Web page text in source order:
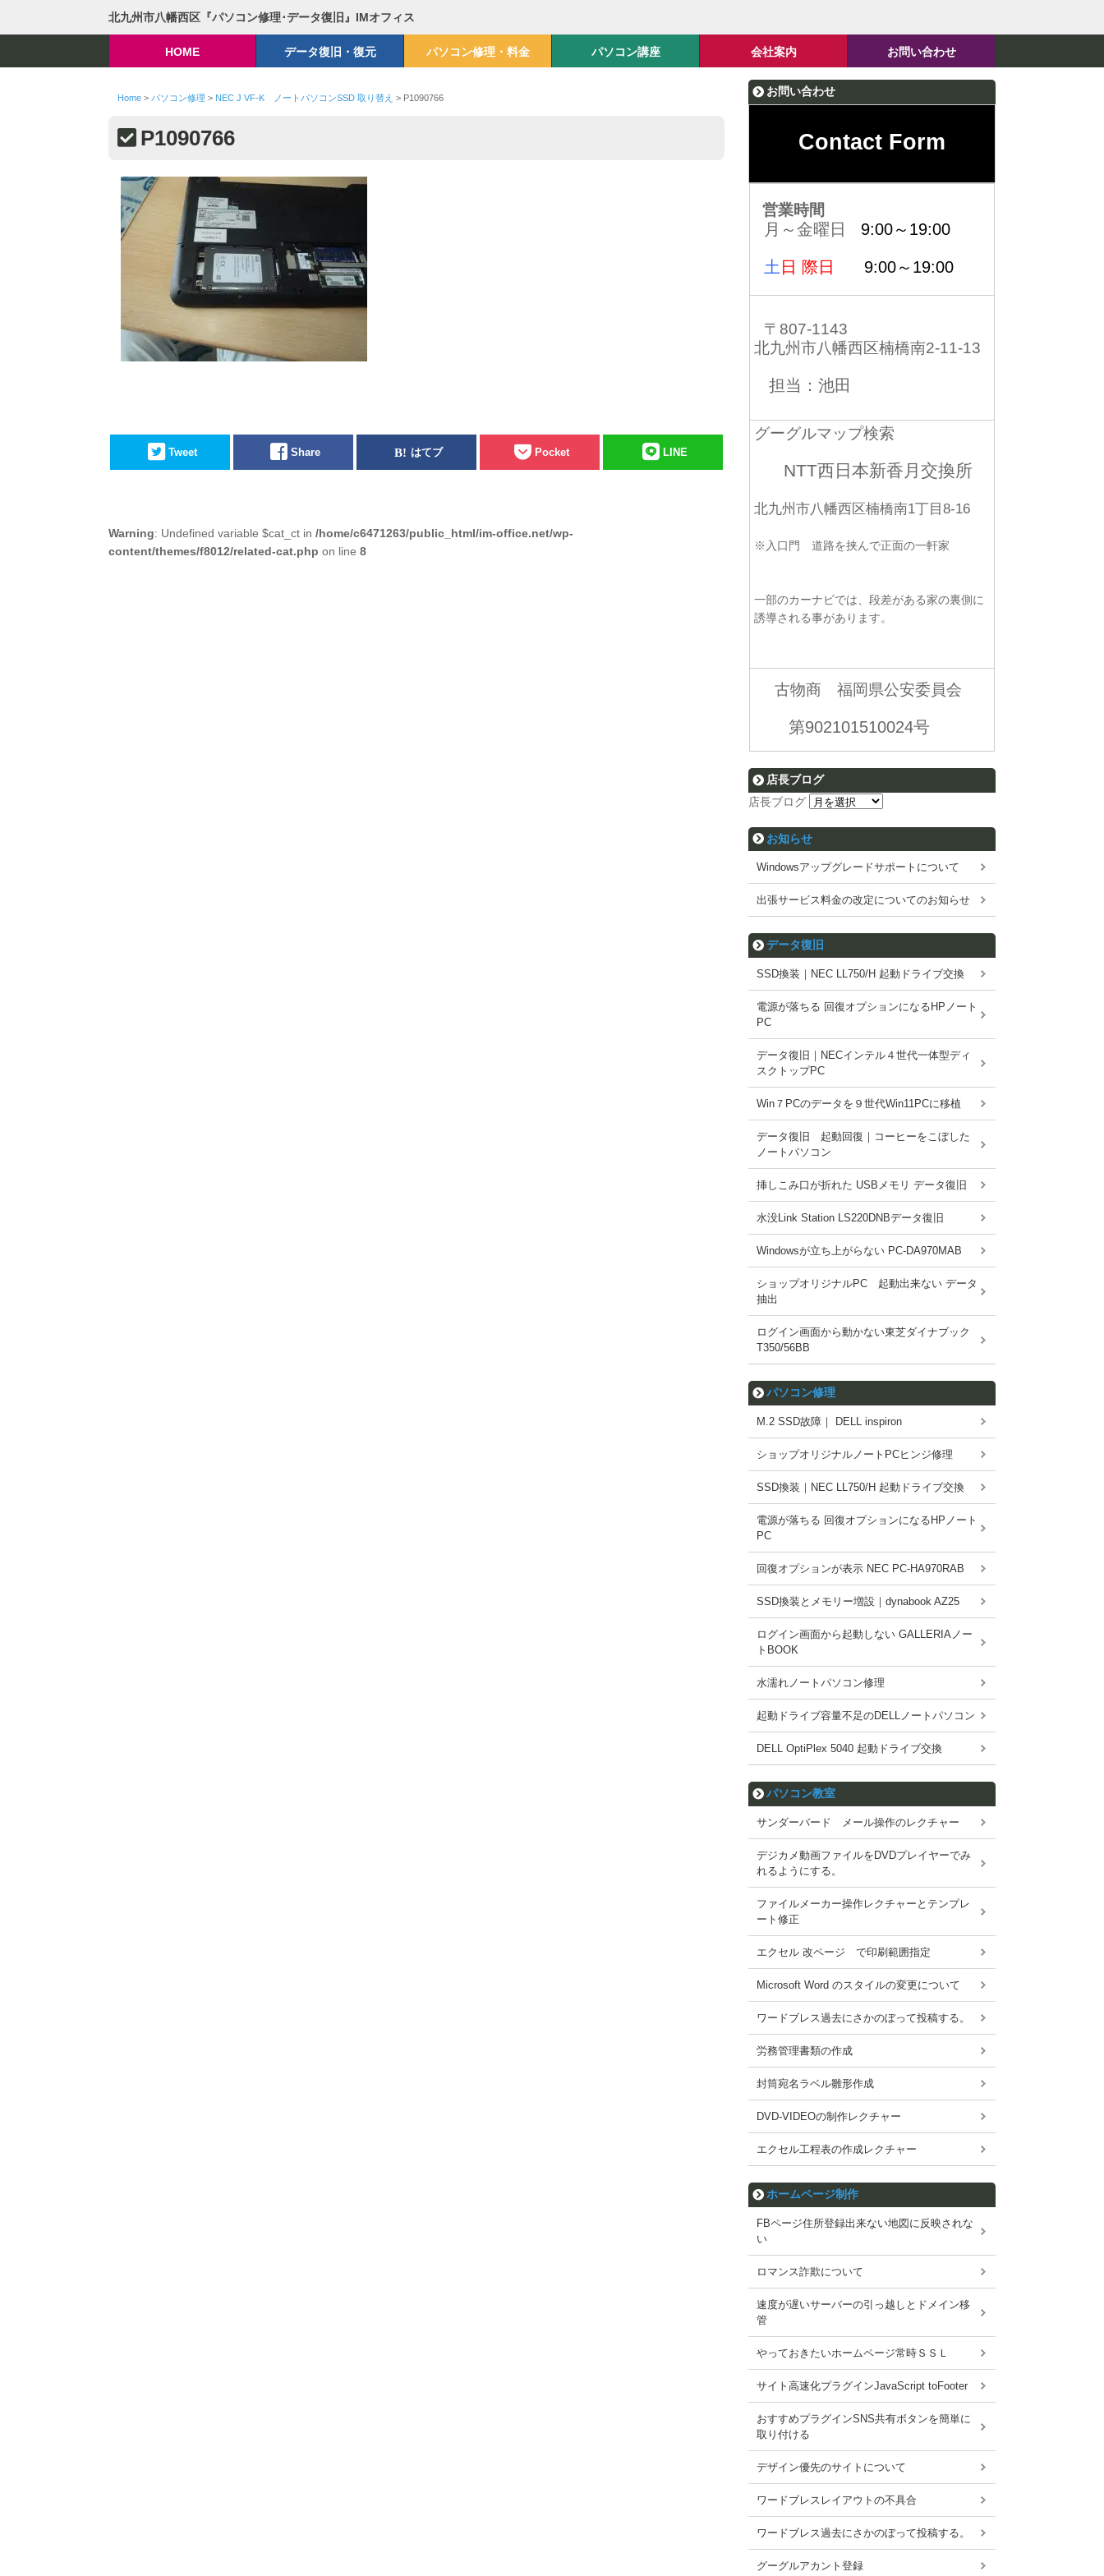
北九州市八幡西区『パソコン修理･データ復旧』IMオフィス
HOME データ復旧・復元 パソコン修理・料金 パソコン講座 会社案内 お問い合わせ
Home> パソコン修理 > NEC J VF-K ノートパソコンSSD 取り替え > P1090766
P1090766
Tweet Share はてブ Pocket LINE
Warning: Undefined variable $cat_ct in /home/c6471263/public_html/im-office.net/wp-
content/themes/f8012/related-cat.php on line 8
お問い合わせ
Contact Form
営業時間
月～金曜日 9:00～19:00
土 日 際日 9:00～19:00
〒807-1143
北九州市八幡西区楠橋南2-11-13
担当：池田
グーグルマップ検索
NTT西日本新香月交換所
北九州市八幡西区楠橋南1丁目8-16
※入口門 道路を挟んで正面の一軒家
一部のカーナビでは、段差がある家の裏側に
誘導される事があります。
古物商 福岡県公安委員会
第902101510024号
店長ブログ
店長ブログ
お知らせ
Windowsアップグレードサポートについて
出張サービス料金の改定についてのお知らせ
データ復旧
SSD換装｜NEC LL750/H 起動ドライブ交換
電源が落ちる 回復オプションになるHPノート
PC
データ復旧｜NECインテル４世代一体型ディ
スクトップPC
Win７PCのデータを９世代Win11PCに移植
データ復旧 起動回復｜コーヒーをこぼした
ノートパソコン
挿しこみ口が折れた USBメモリ データ復旧
水没Link Station LS220DNBデータ復旧
Windowsが立ち上がらない PC-DA970MAB
ショップオリジナルPC 起動出来ない データ
抽出
ログイン画面から動かない東芝ダイナブック
T350/56BB
パソコン修理
M.2 SSD故障｜ DELL inspiron
ショップオリジナルノートPCヒンジ修理
SSD換装｜NEC LL750/H 起動ドライブ交換
電源が落ちる 回復オプションになるHPノート
PC
回復オプションが表示 NEC PC-HA970RAB
SSD換装とメモリー増設｜dynabook AZ25
ログイン画面から起動しない GALLERIAノー
トBOOK
水濡れノートパソコン修理
起動ドライブ容量不足のDELLノートパソコン
DELL OptiPlex 5040 起動ドライブ交換
パソコン教室
サンダーバード メール操作のレクチャー
デジカメ動画ファイルをDVDプレイヤーでみ
れるようにする。
ファイルメーカー操作レクチャーとテンプレ
ート修正
エクセル 改ページ で印刷範囲指定
Microsoft Word のスタイルの変更について
ワードブレス過去にさかのぼって投稿する。
労務管理書類の作成
封筒宛名ラベル雛形作成
DVD-VIDEOの制作レクチャー
エクセル工程表の作成レクチャー
ホームページ制作
FBページ住所登録出来ない地図に反映されな
い
ロマンス詐欺について
速度が遅いサーバーの引っ越しとドメイン移
管
やっておきたいホームページ常時ＳＳＬ
サイト高速化プラグインJavaScript toFooter
おすすめプラグインSNS共有ボタンを簡単に
取り付ける
デザイン優先のサイトについて
ワードブレスレイアウトの不具合
ワードブレス過去にさかのぼって投稿する。
グーグルアカント登録